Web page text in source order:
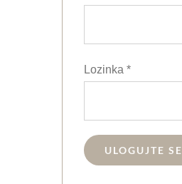
Lozinka *Obavezno
ULOGUJTE SE